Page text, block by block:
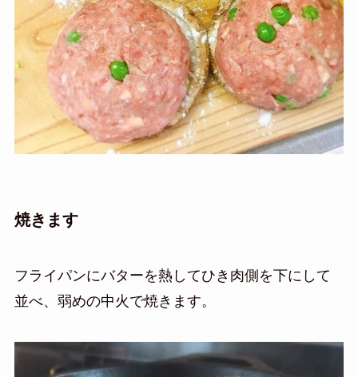
焼きます
フライパンにバターを熱してひき肉側を下にして
並べ、弱めの中火で焼きます。